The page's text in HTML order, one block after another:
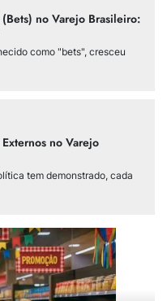
no Varejo Brasileiro:
como "bets", cresceu
no Varejo
tem demonstrado, cada